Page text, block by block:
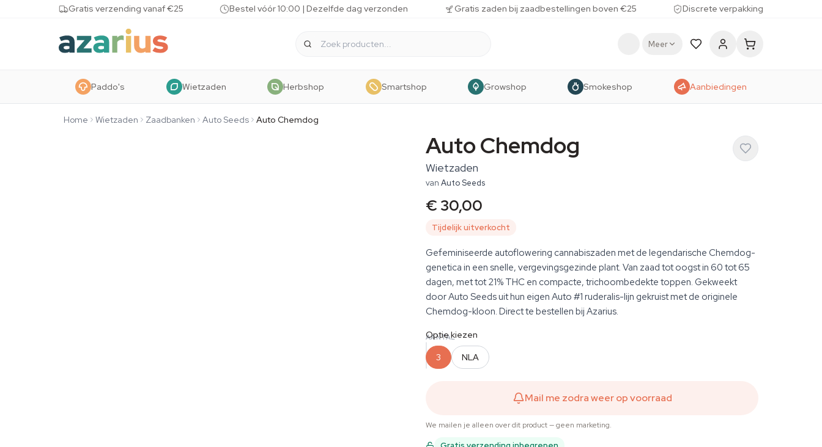
Skip to content Gratis verzending vanaf €25 Bestel vóór 10:00 | Dezelfde dag verzonden Gratis zaden bij zaadbestellingen boven €25 Discrete verpakking
Meer
Paddo's Wietzaden Herbshop Smartshop Growshop Smokeshop Aanbiedingen
Home Wietzaden Zaadbanken Auto Seeds Auto Chemdog
Auto Chemdog
Wietzaden
van Auto Seeds
€ 30,00
Tijdelijk uitverkocht
Gefeminiseerde autoflowering cannabiszaden met de legendarische Chemdog-
genetica in een snelle, vergevingsgezinde plant. Van zaad tot oogst in 60 tot 65
dagen, met tot 21% THC en compacte, trichoombedekte toppen. Gekweekt
door Auto Seeds uit hun eigen Auto #1 ruderalis-lijn gekruist met de originele
Chemdog-kloon. Direct te bestellen bij Azarius.
AANTAL
Optie kiezen
3 NLA
Mail me zodra weer op voorraad
We mailen je alleen over dit product — geen marketing.